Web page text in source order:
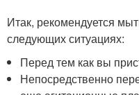
Итак, рекомендуется
следующих ситуациях:
Перед тем как вы
Непосредственно